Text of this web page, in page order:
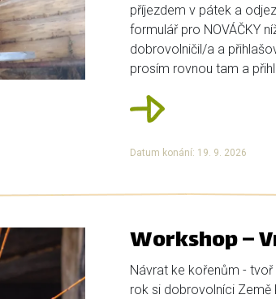
příjezdem v pátek a
formulář pro NOVÁČKY
dobrovolničil/a a
prosím rovnou tam a
Datum konání: 19. 9. 2026
Workshop –
Návrat ke kořenům -
rok si dobrovolníci Země